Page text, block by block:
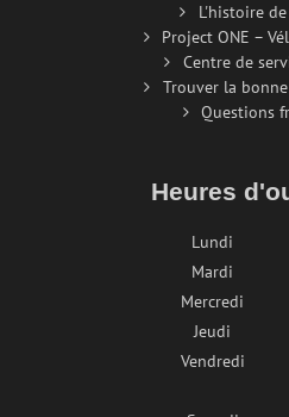
L'histoire
Project ONE –
Centre de
Trouver la
Questions
Heures
Lundi
Mardi
Mercredi
Jeudi
Vendredi